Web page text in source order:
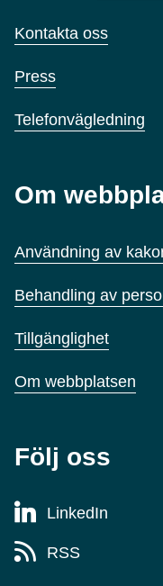
Kontakta oss
Press
Telefonvägledning
Om
Användning av
Behandling av
Tillgänglighet
Om webbplatsen
Följ oss
LinkedIn
RSS